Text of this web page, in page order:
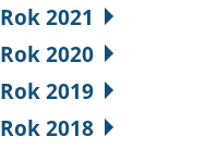
Rok 2021
Rok 2020
Rok 2019
Rok 2018